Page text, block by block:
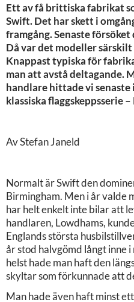
Ett av få brittiska fabrikat
Swift. Det har skett i
framgång. Senaste
Då var det modeller
Knappast typiska för
man att avstå deltagande.
handlare hittade vi
klassiska flaggskeppsserie
Av Stefan Janeld
Normalt är Swift den
Birmingham. Men i år valde
har helt enkelt inte bilar att
handlaren, Lowdhams,
Englands största
år stod halvgömd långt inne
helst hade man haft den
skyltar som förkunnade att
Man hade även haft minst